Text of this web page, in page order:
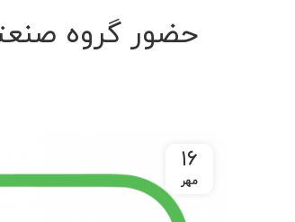
۱۶
مهر